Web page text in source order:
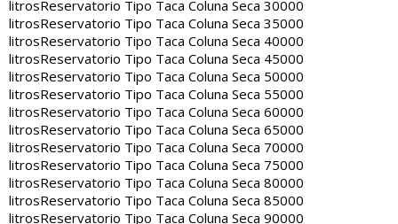
litrosReservatorio Tipo Taca Coluna Seca 30000
litrosReservatorio Tipo Taca Coluna Seca 35000
litrosReservatorio Tipo Taca Coluna Seca 40000
litrosReservatorio Tipo Taca Coluna Seca 45000
litrosReservatorio Tipo Taca Coluna Seca 50000
litrosReservatorio Tipo Taca Coluna Seca 55000
litrosReservatorio Tipo Taca Coluna Seca 60000
litrosReservatorio Tipo Taca Coluna Seca 65000
litrosReservatorio Tipo Taca Coluna Seca 70000
litrosReservatorio Tipo Taca Coluna Seca 75000
litrosReservatorio Tipo Taca Coluna Seca 80000
litrosReservatorio Tipo Taca Coluna Seca 85000
litrosReservatorio Tipo Taca Coluna Seca 90000